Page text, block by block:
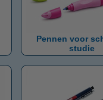
Pennen voor
studie